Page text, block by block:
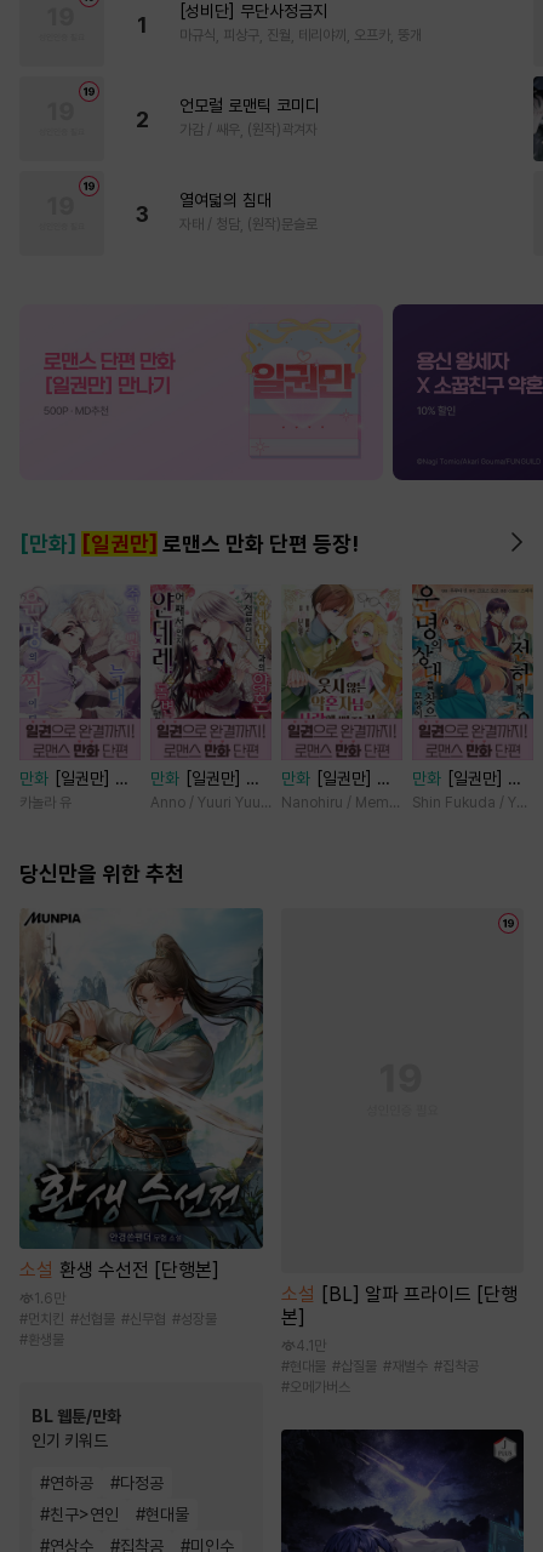
1
[성비단] 무단사정금지
마규식, 피상구, 진월, 테리야끼, 오프카, 뚱개
2
언모럴 로맨틱 코미디
가감 / 쌔우, (원작)곽겨자
3
열여덟의 침대
자태 / 청담, (원작)문슬로
[만화] [일권만] 로맨스 만화 단편 등장!
만화
[일권만] 죽
을 뻔한 늑대가 운
카놀라 유
만화
[일권만] 왕
태자님과의 약혼을
변했습니다 [단행
Anno / Yuuri Yuudachi
만화
[일권만] 웃
지 않는 약혼자님
Nanohiru / Memeko
만화
[일권만] 전
하께서는 오늘도
Shin Fukuda / Yoko
당신만을 위한 추천
소설 환생 수선전 [단행본]
1.6만
#먼치킨 #선협물 #신무협 #성장물
# 환생물
BL 웹툰/만화
인기 키워드
#연하공 #다정공
#친구>연인 #현대물
#연상수 #집착공 #미인수
소설 [BL] 알파 프라이드 [단행
본]
4.1만
#현대물 #삽질물 #재벌수 #집착공
#오메가버스